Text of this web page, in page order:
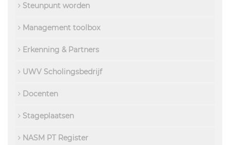
Steunpunt worden
Management toolbox
Erkenning & Partners
UWV Scholingsbedrijf
Docenten
Stageplaatsen
NASM PT Register